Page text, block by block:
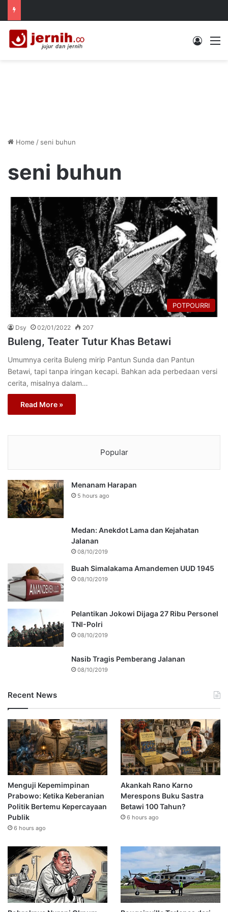
Log In
Home / seni buhun
seni buhun
POTPOURRI
Dsy 02/01/2022 207
Buleng, Teater Tutur Khas Betawi
Umumnya cerita Buleng mirip Pantun Sunda dan Pantun
Betawi, tapi tanpa iringan kecapi. Bahkan ada perbedaan versi
cerita, misalnya dalam…
Read More »
Popular
Menanam Harapan
5 hours ago
Medan: Anekdot Lama dan Kejahatan
Jalanan
08/10/2019
Buah Simalakama Amandemen UUD 1945
08/10/2019
Pelantikan Jokowi Dijaga 27 Ribu Personel
TNI-Polri
08/10/2019
Nasib Tragis Pemberang Jalanan
08/10/2019
Recent News
Menguji Kepemimpinan
Prabowo: Ketika Keberanian
Politik Bertemu Kepercayaan
Publik
6 hours ago
Akankah Rano Karno
Merespons Buku Sastra
Betawi 100 Tahun?
6 hours ago